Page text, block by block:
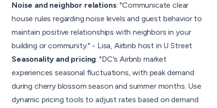
Noise and neighbor relations: "Communicate clear
house rules regarding noise levels and guest behavior to
maintain positive relationships with neighbors in your
building or community." - Lisa, Airbnb host in U Street
Seasonality and pricing: "DC's Airbnb market
experiences seasonal fluctuations, with peak demand
during cherry blossom season and summer months. Use
dynamic pricing tools to adjust rates based on demand